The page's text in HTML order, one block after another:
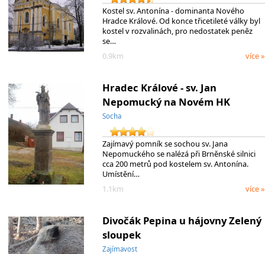
Kostel sv. Antonína - dominanta Nového
Hradce Králové. Od konce třicetileté války byl
kostel v rozvalinách, pro nedostatek peněz
se…
0.9km
více »
Hradec Králové - sv. Jan
Nepomucký na Novém HK
Socha
Zajímavý pomník se sochou sv. Jana
Nepomuckého se nalézá při Brněnské silnici
cca 200 metrů pod kostelem sv. Antonína.
Umístění…
1.1km
více »
Divočák Pepina u hájovny Zelený
sloupek
Zajímavost